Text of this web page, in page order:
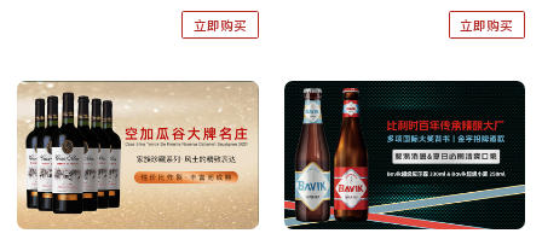
立即购买
立即购买